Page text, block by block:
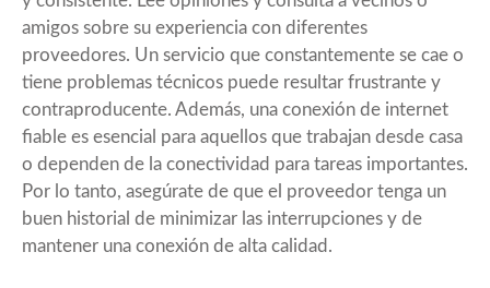
amigos sobre su experiencia con diferentes
proveedores. Un servicio que constantemente se cae o
tiene problemas técnicos puede resultar frustrante y
contraproducente. Además, una conexión de internet
fiable es esencial para aquellos que trabajan desde casa
o dependen de la conectividad para tareas importantes.
Por lo tanto, asegúrate de que el proveedor tenga un
buen historial de minimizar las interrupciones y de
mantener una conexión de alta calidad.